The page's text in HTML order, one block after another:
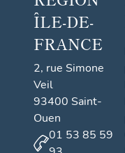
ÎLE-DE-
FRANCE
2, rue Simone
Veil
93400 Saint-
Ouen
01 53 85 59